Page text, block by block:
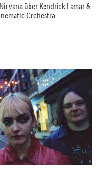
über Kendrick Lamar &
Orchestra